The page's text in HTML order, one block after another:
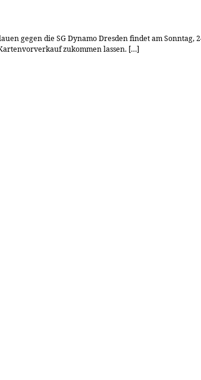
gegen die SG Dynamo Dresden findet am
zukommen lassen. […]